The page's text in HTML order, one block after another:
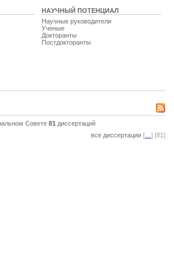
НАУЧНЫЙ ПОТЕНЦИАЛ
Научные руководители
Ученые
Докторанты
Постдокторанты
Совете 81 диссертаций
все диссертации [ ] [81]